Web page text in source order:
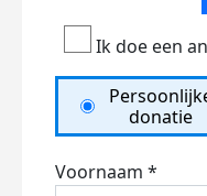
Ik doe een
donatie
Voornaam *